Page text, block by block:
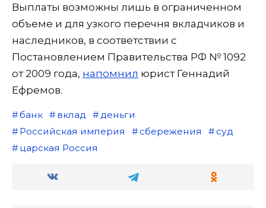
Выплаты возможны лишь в ограниченном
объеме и для узкого перечня вкладчиков и
наследников, в соответствии с
Постановлением Правительства РФ № 1092
от 2009 года, напомнил юрист Геннадий
Ефремов.
банк вклад
деньги
Российская империя
сбережения
суд
царская Россия